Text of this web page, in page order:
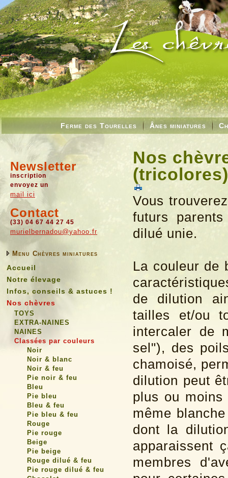
Ferme des Tourelles Ânes miniatures
Newsletter
inscription
envoyez un
mail ici
Contact
(33) 04 67 44 27 45
murielbernadou@yahoo.fr
Menu Chèvres miniatures
Accueil
Notre élevage
Infos, conseils & astuces !
Nos chèvres
TOYS
EXTRA-NAINES
NAINES
Classées par couleurs
Noir
Noir & blanc
Noir & feu
Pie noir & feu
Bleu
Pie bleu
Bleu & feu
Pie bleu & feu
Rouge
Pie rouge
Beige
Pie beige
Rouge dilué & feu
Pie rouge dilué & feu
Nos
(tricolores)
Vous
futurs
dilué unie.
La couleur de
de dilution
tailles et/ou
intercaler de
sel"), des
chamoisé,
dilution peut
plus ou
même
dont la
apparaissent
membres